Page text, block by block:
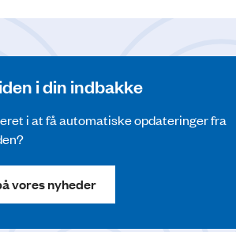
i din indbakke
i at få automatiske opdateringer fra
vores nyheder